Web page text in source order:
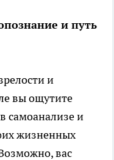
и путь
и
вы ощутите
самоанализе и
жизненных
вас